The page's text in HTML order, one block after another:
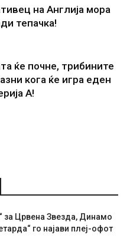
на Англија мора
тепачка!
ќе почне, трибините
кога ќе игра еден
А!
за Црвена Звезда, Динамо
го најави плеј-офот